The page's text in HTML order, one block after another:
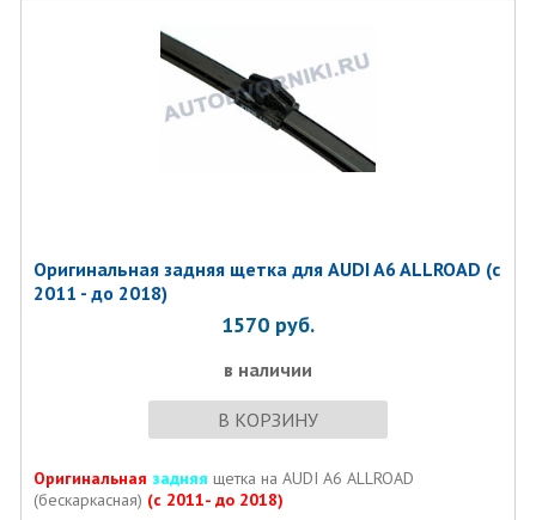
Оригинальная задняя щетка для AUDI A6 ALLROAD (с
2011 - до 2018)
1570 руб.
в наличии
В КОРЗИНУ
Оригинальная задняя щетка на AUDI A6 ALLROAD
(бескаркасная) (с 2011- до 2018)